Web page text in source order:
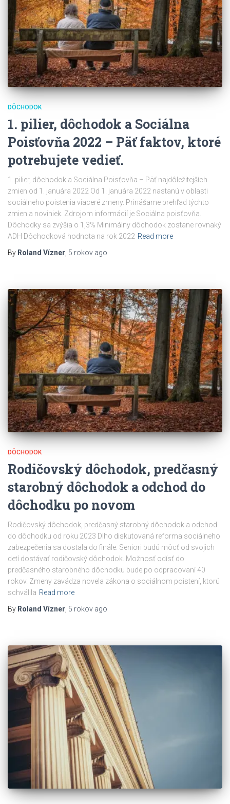
DÔCHODOK
1. pilier, dôchodok a Sociálna
Poisťovňa 2022 – Päť faktov, ktoré
potrebujete vedieť.
1. pilier, dôchodok a Sociálna Poisťovňa – Päť najdôležitejších
zmien od 1. januára 2022 Od 1. januára 2022 nastanú v oblasti
sociálneho poistenia viaceré zmeny. Prinášame prehľad týchto
zmien a noviniek. Zdrojom informácií je Sociálna poisťovňa.
Dôchodky sa zvýšia o 1,3% Minimálny dôchodok zostane rovnaký
ADH Dôchodková hodnota na rok 2022 Read more
By Roland Vízner, 5 rokov ago
DÔCHODOK
Rodičovský dôchodok, predčasný
starobný dôchodok a odchod do
dôchodku po novom
Rodičovský dôchodok, predčasný starobný dôchodok a odchod
do dôchodku od roku 2023 Dlho diskutovaná reforma sociálneho
zabezpečenia sa dostala do finále. Seniori budú môcť od svojich
detí dostávať rodičovský dôchodok. Možnosť odísť do
predčasného starobného dôchodku bude po odpracovaní 40
rokov. Zmeny zavádza novela zákona o sociálnom poistení, ktorú
schválila Read more
By Roland Vízner 5 rokov ago